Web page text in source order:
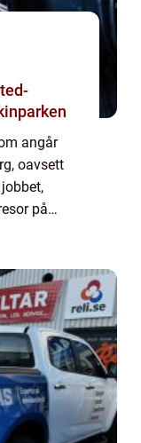
angår
oavsett
på